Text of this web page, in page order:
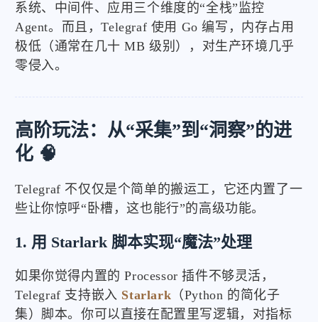
系统、中间件、应用三个维度的“全栈”监控
Agent。而且，Telegraf 使用 Go 编写，内存占用
极低（通常在几十 MB 级别），对生产环境几乎
零侵入。
高阶玩法：从“采集”到“洞察”的进
化 🧠
Telegraf 不仅仅是个简单的搬运工，它还内置了一
些让你惊呼“卧槽，这也能行”的高级功能。
1. 用 Starlark 脚本实现“魔法”处理
如果你觉得内置的 Processor 插件不够灵活，
Telegraf 支持嵌入 Starlark （Python 的简化子
集）脚本。你可以直接在配置里写逻辑，对指标